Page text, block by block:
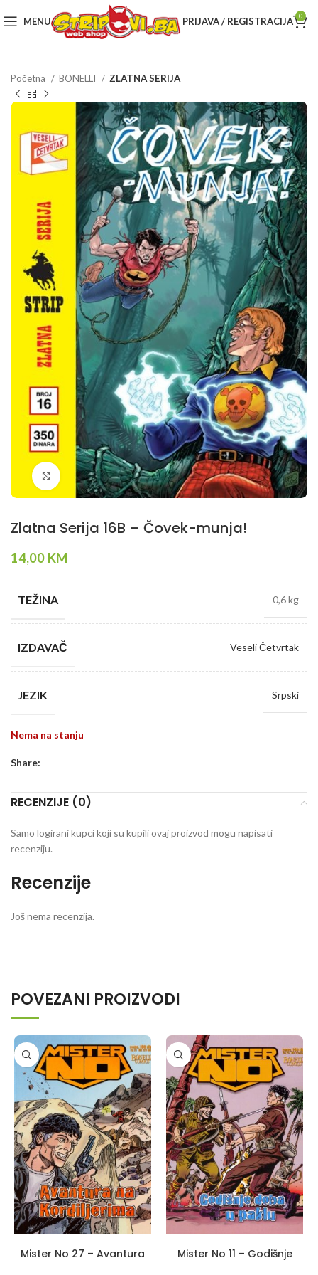
MENU PRIJAVA / REGISTRACIJA 0
Početna BONELLI ZLATNA SERIJA
Klikni da povečaš
Zlatna Serija 16B – Čovek-munja!
14,00 KM
TEŽINA 0,6 kg
IZDAVAČ Veseli Četvrtak
JEZIK Srpski
Nema na stanju
Share:
RECENZIJE (0)
Recenzije
Još nema recenzija.
Samo logirani kupci koji su kupili ovaj proizvod mogu napisati
recenziju.
POVEZANI PROIZVODI
Mister No 27 – Avantura
Mister No 11 – Godišnje